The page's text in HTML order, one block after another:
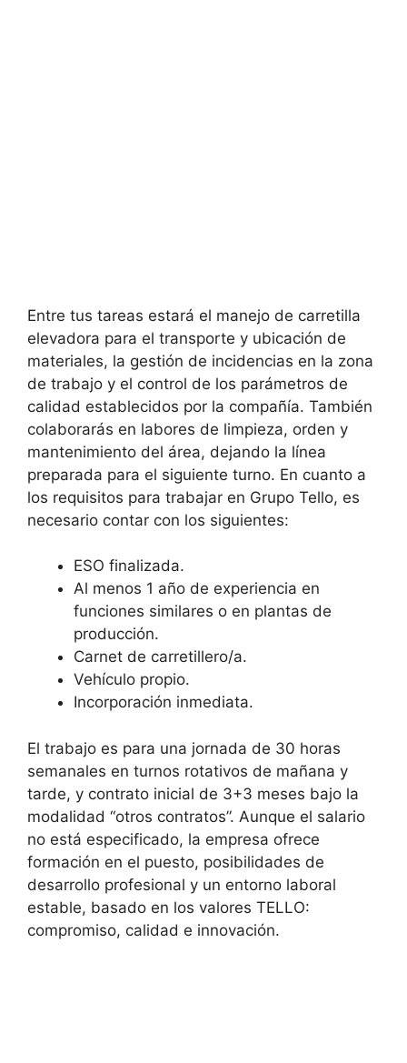
Entre tus tareas estará el manejo de carretilla
elevadora para el transporte y ubicación de
materiales, la gestión de incidencias en la zona
de trabajo y el control de los parámetros de
calidad establecidos por la compañía. También
colaborarás en labores de limpieza, orden y
mantenimiento del área, dejando la línea
preparada para el siguiente turno. En cuanto a
los requisitos para trabajar en Grupo Tello, es
necesario contar con los siguientes:
ESO finalizada.
Al menos 1 año de experiencia en
funciones similares o en plantas de
producción.
Carnet de carretillero/a.
Vehículo propio.
Incorporación inmediata.
El trabajo es para una jornada de 30 horas
semanales en turnos rotativos de mañana y
tarde, y contrato inicial de 3+3 meses bajo la
modalidad “otros contratos”. Aunque el salario
no está especificado, la empresa ofrece
formación en el puesto, posibilidades de
desarrollo profesional y un entorno laboral
estable, basado en los valores TELLO:
compromiso, calidad e innovación.